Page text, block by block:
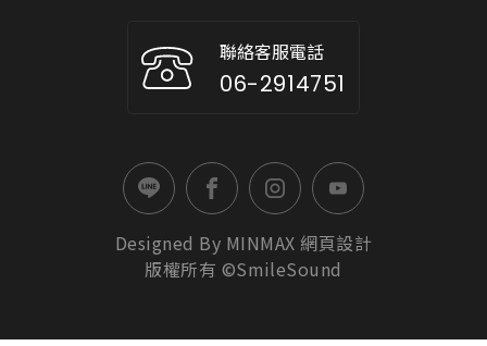
聯絡客服電話
06-2914751
Designed By MINMAX 網頁設計
版權所有 ©SmileSound